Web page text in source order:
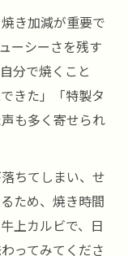
き加減が重要で
ーシーさを残す
分で焼くこと
きた」「特製タ
も多く寄せられ
ちてしまい、せ
ため、焼き時間
上カルビで、日
ってみてくださ